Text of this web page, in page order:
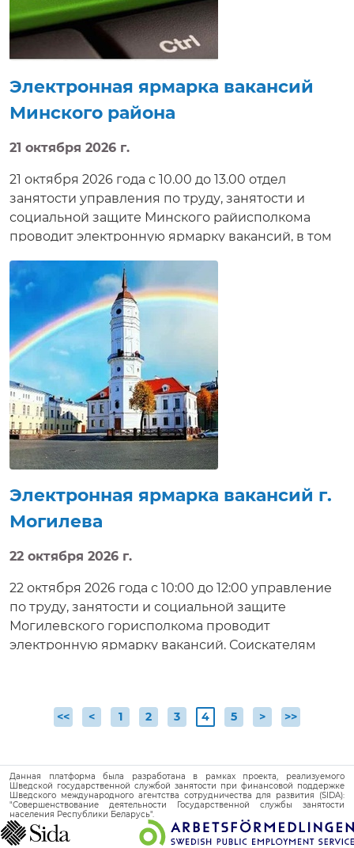
приглашение на собеседование в режиме
реального времени.
Электронная ярмарка вакансий
Минского района
21 октября 2026 г.
21 октября 2026 года с 10.00 до 13.00 отдел
занятости управления по труду, занятости и
социальной защите Минского райисполкома
проводит электронную ярмарку вакансий, в том
Электронная ярмарка вакансий г.
Могилева
22 октября 2026 г.
22 октября 2026 года с 10:00 до 12:00 управление
по труду, занятости и социальной защите
Могилевского горисполкома проводит
электронную ярмарку вакансий. Соискателям
вопросы, направить резюме, получить
<< < 1 2 3 4(текущая)
5 > >>
Данная платформа была разработана в рамках проекта, реализуемого
Шведской государственной службой занятости при финансовой поддержке
Шведского международного агентства сотрудничества для развития (SIDA):
"Совершенствование деятельности Государственной службы занятости
населения Республики Беларусь".